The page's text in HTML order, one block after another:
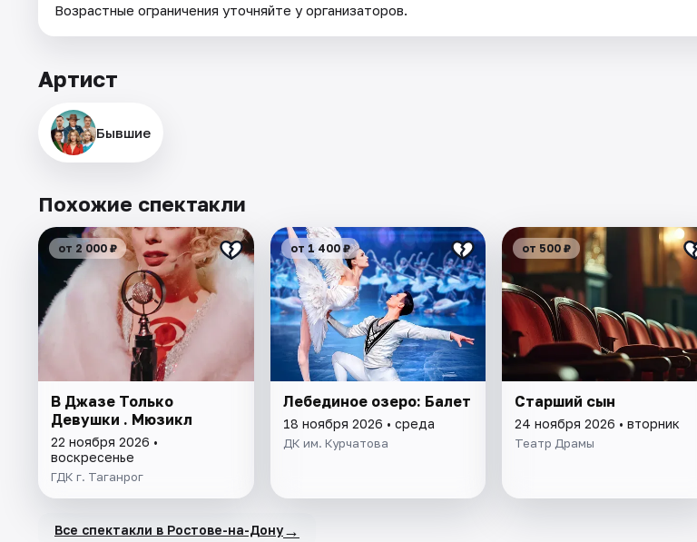
Возрастные ограничения уточняйте у организаторов.
Артист
Бывшие
Похожие спектакли
от 2 000 ₽
В Джазе Только
Девушки . Мюзикл
22 ноября 2026 •
воскресенье
ГДК г. Таганрог
от 1 400 ₽
Лебединое озеро: Балет
18 ноября 2026 • среда
ДК им. Курчатова
от 500 ₽
Старший сын
24 ноября 2026 • вторник
Театр Драмы
Все спектакли в Ростове-на-Дону→